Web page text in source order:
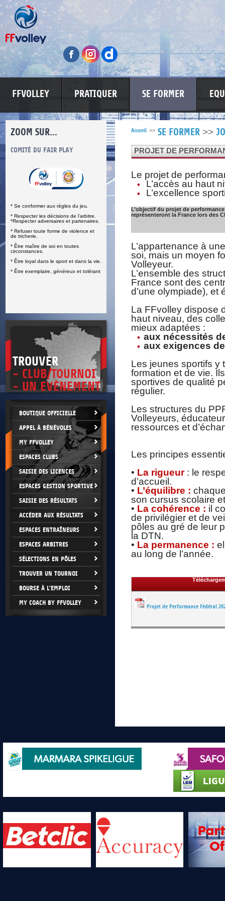
FFVOLLEY PRATIQUER SE FORMER
ZOOM SUR...
COMITÉ DU FAIR PLAY
* Se conformer aux règles du jeu.
* Respecter les décisions de l’arbitre.
*Respecter adversaires et partenaires.
* Refuser toute forme de violence et
de tricherie.
* Être maître de soi en toutes
circonstances.
* Être loyal dans le sport et dans la vie.
* Être exemplaire, généreux et tolérant
LUTTE CONTRE LES VIOLENCES MA PETITE
TROUVER
- CLUB/TOURNOI
- UN EVÈNEMENT
BOUTIQUE OFFICIELLE
APPEL À BÉNÉVOLES
MY FFVOLLEY
ESPACES CLUBS
SAISIE DES LICENCES
ESPACES GESTION SPORTIVE
SAISIE DES RÉSULTATS
ACCÉDER AUX RÉSULTATS
ESPACES ENTRAÎNEURS
ESPACES ARBITRES
SÉLECTIONS EN PÔLES
TROUVER UN TOURNOI
BOURSE À L'EMPLOI
MY COACH BY FFVOLLEY
Accueil >> SE FORMER >>
PROJET DE
Le projet de
L’accès au haut
L’excellence
L’objectif du projet de
représenteront la France lors des
L’appartenance à
soi, mais un moyen
Volleyeur.
L’ensemble des
France sont des
d’une olympiade), et
La FFvolley dispose
haut niveau, des
mieux adaptées :
aux nécessités
aux exigences
Les jeunes sportifs y
formation et de vie.
sportives de qualité
régulier.
Les structures du
Volleyeurs,
ressources et
Les principes
• La rigueur : le
d’accueil.
• L’équilibre :
son cursus scolaire
• La cohérence : il
de privilégier et de
pôles au gré de leur
la DTN.
• La permanence :
au long de l’année.
Projet de Performance Fédéral